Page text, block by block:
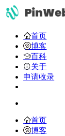
首页
博客
百科
关于
申请收录
首页
博客